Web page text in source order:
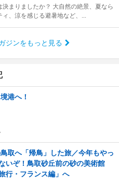
まりましたか？ 大自然の絶景、夏なら
ィ、涼を感じる避暑地など、...
ジンをもっと見る
港へ！
取へ「帰鳥」した旅／今年もやっ
いぞ！鳥取砂丘前の砂の美術館
行・フランス編」へ